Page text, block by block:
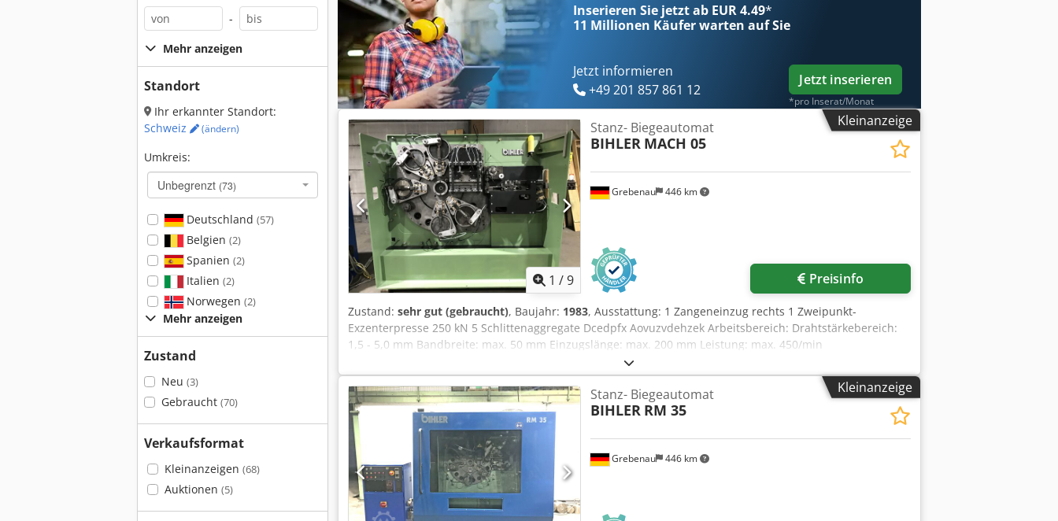
-
Mehr anzeigen
Standort
Ihr erkannter Standort:
Schweiz
(ändern)
Umkreis:
Unbegrenzt (73)
Deutschland (57)
Belgien (2)
Spanien (2)
Italien (2)
Norwegen (2)
Mehr anzeigen
Zustand
Neu (3)
Gebraucht (70)
Verkaufsformat
Kleinanzeigen (68)
Auktionen (5)
Inserieren Sie jetzt ab EUR 4.49*
11 Millionen Käufer warten auf Sie
Jetzt informieren
+49 201 857 861 12
Jetzt inserieren
*pro Inserat/Monat
Kleinanzeige
1 /9
Grebenau 446 km
Stanz- Biegeautomat
BIHLER MACH 05
Preisinfo
Zustand: sehr gut (gebraucht), Baujahr: 1983, Ausstattung: 1 Zangeneinzug rechts 1 Zweipunkt-
Exzenterpresse 250 kN 5 Schlittenaggregate Dcedpfx Aovuzvdehzek Arbeitsbereich: Drahtstärkebereich:
1,5 - 5,0 mm Bandbreite: max. 50 mm Einzugslänge: max. 200 mm Leistung: max. 450/min
Kleinanzeige
Grebenau 446 km
Stanz- Biegeautomat
BIHLER RM 35